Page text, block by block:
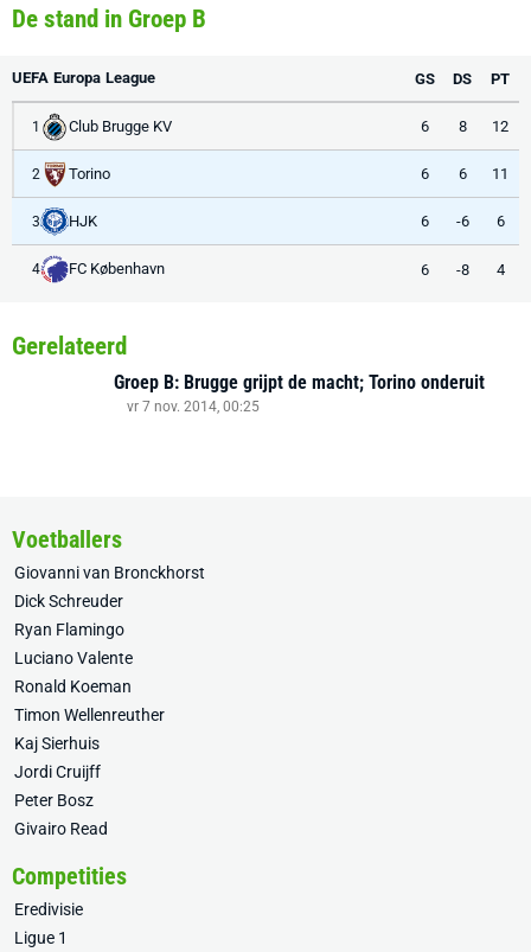
De stand in Groep B
UEFA Europa League GS DS PT
1 Club Brugge KV 6 8 12
2 Torino 6 6 11
3 HJK 6 -6 6
4 FC København 6 -8 4
Gerelateerd
Groep B: Brugge grijpt de macht; Torino onderuit
vr 7 nov. 2014, 00:25
Voetballers
Giovanni van Bronckhorst
Dick Schreuder
Ryan Flamingo
Luciano Valente
Ronald Koeman
Timon Wellenreuther
Kaj Sierhuis
Jordi Cruijff
Peter Bosz
Givairo Read
Competities
Eredivisie
Ligue 1